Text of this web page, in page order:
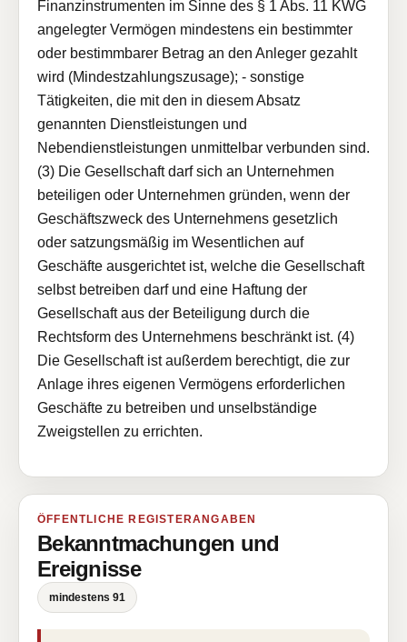
Finanzinstrumenten im Sinne des § 1 Abs. 11 KWG
angelegter Vermögen mindestens ein bestimmter
oder bestimmbarer Betrag an den Anleger gezahlt
wird (Mindestzahlungszusage); - sonstige
Tätigkeiten, die mit den in diesem Absatz
genannten Dienstleistungen und
Nebendienstleistungen unmittelbar verbunden sind.
(3) Die Gesellschaft darf sich an Unternehmen
beteiligen oder Unternehmen gründen, wenn der
Geschäftszweck des Unternehmens gesetzlich
oder satzungsmäßig im Wesentlichen auf
Geschäfte ausgerichtet ist, welche die Gesellschaft
selbst betreiben darf und eine Haftung der
Gesellschaft aus der Beteiligung durch die
Rechtsform des Unternehmens beschränkt ist. (4)
Die Gesellschaft ist außerdem berechtigt, die zur
Anlage ihres eigenen Vermögens erforderlichen
Geschäfte zu betreiben und unselbständige
Zweigstellen zu errichten.
ÖFFENTLICHE REGISTERANGABEN
Bekanntmachungen und
Ereignisse
mindestens 91